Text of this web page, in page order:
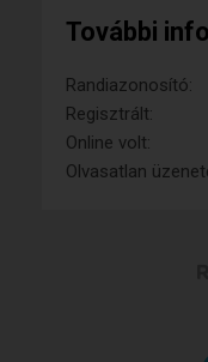
További
Randiazonosító:
Regisztrált:
Online volt:
Olvasatlan